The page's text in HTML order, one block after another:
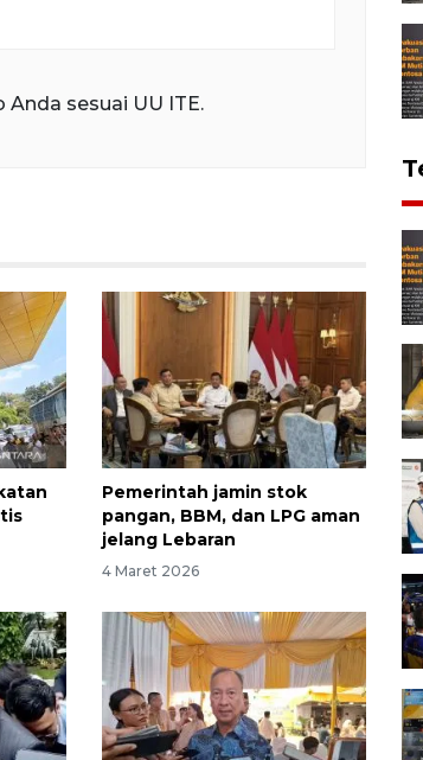
sesuai UU ITE.
Pemerintah jamin stok
pangan, BBM, dan LPG aman
jelang Lebaran
4 Maret 2026